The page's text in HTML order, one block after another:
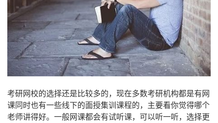
考研网校的选择还是比较多的，现在多数考研机构都是有网
课同时也有一些线下的面授集训课程的，主要看你觉得哪个
老师讲得好。一般网课都会有试听课，可以听一听，选择更